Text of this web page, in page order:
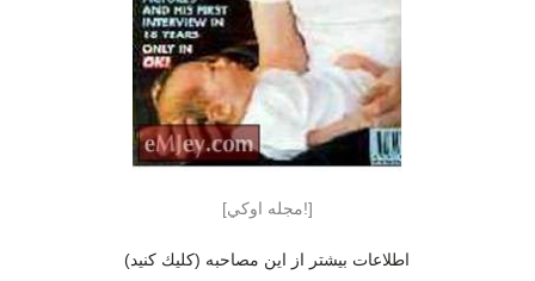
[مجله اوكي!]
اطلاعات بيشتر از اين مصاحبه (كليك كنيد)